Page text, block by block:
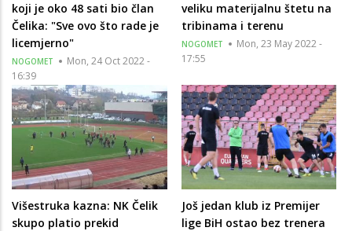
koji je oko 48 sati bio član
Čelika: "Sve ovo što rade je
licemjerno"
NOGOMET
Mon, 24 Oct 2022 -
16:39
veliku materijalnu štetu na
tribinama i terenu
NOGOMET
Mon, 23 May 2022 -
17:55
Višestruka kazna: NK Čelik
skupo platio prekid
Još jedan klub iz Premijer
lige BiH ostao bez trenera